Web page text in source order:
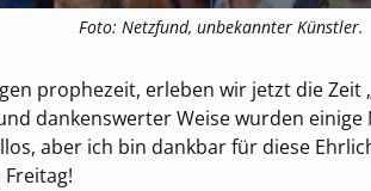
Foto: Netzfund, unbekannter Künstler.
prophezeit, erleben wir jetzt die Zeit
dankenswerter Weise wurden einige
aber ich bin dankbar für diese